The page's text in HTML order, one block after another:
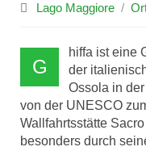
Lago Maggiore
G
hiffa ist eine
der
Ossola in
von der UNESCO
Wallfahrtsstätte
besonders durch